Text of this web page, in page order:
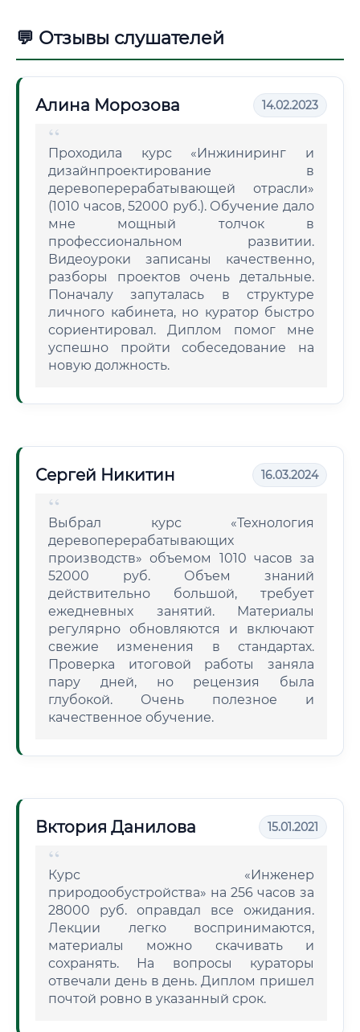
💬 Отзывы слушателей
Алина Морозова 14.02.2023
Проходила курс «Инжиниринг и
дизайнпроектирование в
деревоперерабатывающей отрасли»
(1010 часов, 52000 руб.). Обучение дало
мне мощный толчок в
профессиональном развитии.
Видеоуроки записаны качественно,
разборы проектов очень детальные.
Поначалу запуталась в структуре
личного кабинета, но куратор быстро
сориентировал. Диплом помог мне
успешно пройти собеседование на
новую должность.
Сергей Никитин 16.03.2024
Выбрал курс «Технология
деревоперерабатывающих
производств» объемом 1010 часов за
52000 руб. Объем знаний
действительно большой, требует
ежедневных занятий. Материалы
регулярно обновляются и включают
свежие изменения в стандартах.
Проверка итоговой работы заняла
пару дней, но рецензия была
глубокой. Очень полезное и
качественное обучение.
Вктория Данилова 15.01.2021
Курс «Инженер
природообустройства» на 256 часов за
28000 руб. оправдал все ожидания.
Лекции легко воспринимаются,
материалы можно скачивать и
сохранять. На вопросы кураторы
отвечали день в день. Диплом пришел
почтой ровно в указанный срок.